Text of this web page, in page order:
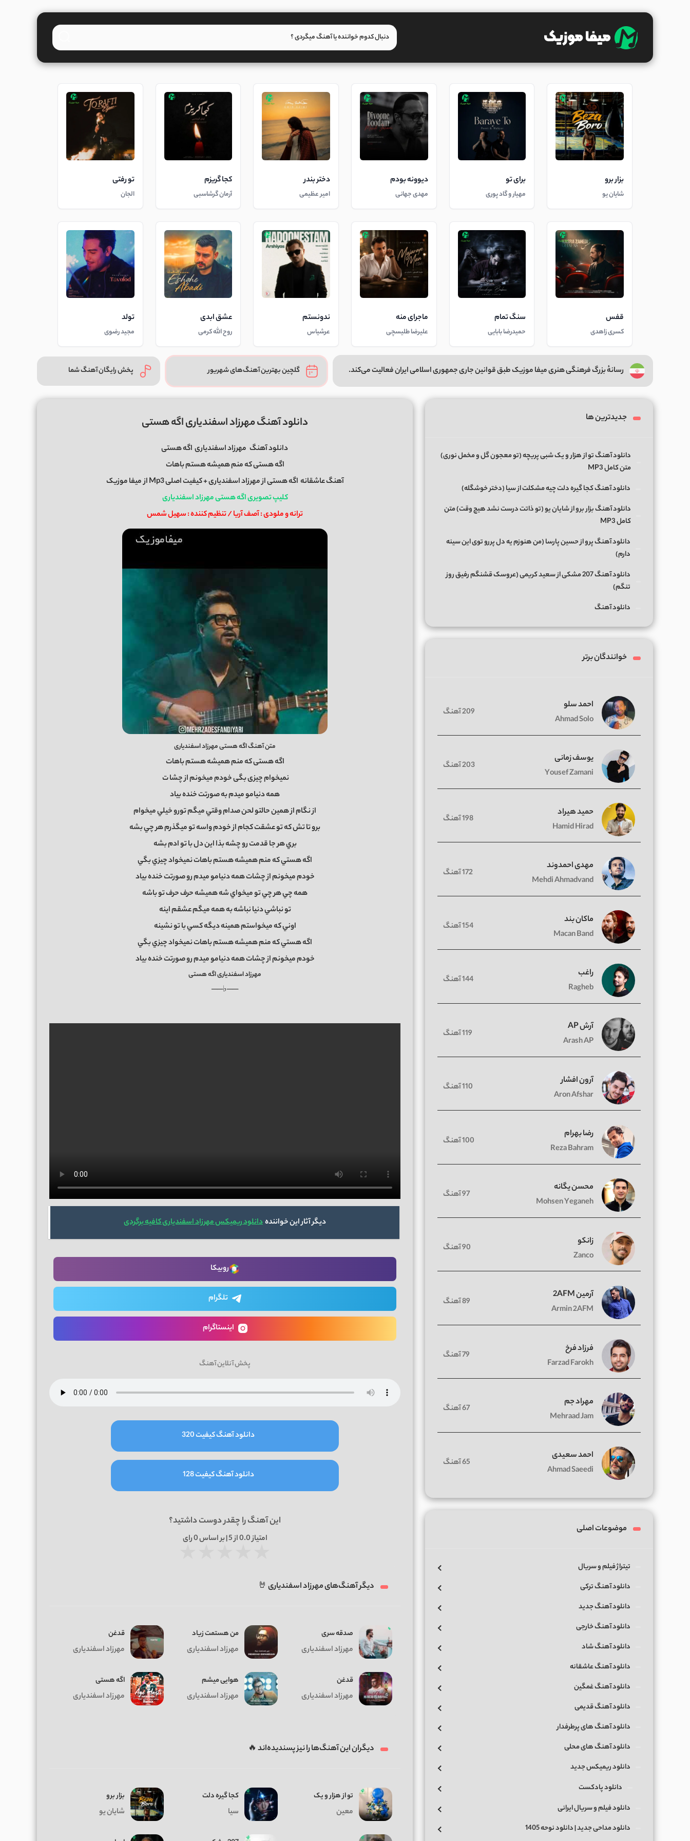
بزار برو
شایان یو
برای تو
مهیار و گاد پوری
دیوونه بودم
مهدی جهانی
دختر بندر
امیر عظیمی
کجا گریزم
آرمان گرشاسبی
تو رفتی
الجان
قفس
کسری زاهدی
سنگ تمام
حمیدرضا بابایی
ماجرای منه
علیرضا طلیسچی
ندونستم
عرشیاس
عشق ابدی
روح الله کرمی
تولد
مجید رضوی
رسانهٔ بزرگ فرهنگی هنری میفا موزیک طبق قوانین جاری جمهوری اسلامی ایران فعالیت می‌کند. گلچین بهترین آهنگ‌های شهریور پخش رایگان آهنگ شما
دانلود آهنگ مهرزاد اسفندیاری اگه هستی
دانلود آهنگ مهرزاد اسفندیاری اگه هستی
اگه هستی که منم همیشه هستم باهات
آهنگ عاشقانه اگه هستیازمهرزاد اسفندیاری+ کیفیت اصلی Mp3 از
میفا موزیک
کلیپ تصویری اگه هستی مهرزاد اسفندیاری
ترانه و ملودی : آصف آریا / تنظیم کننده : سهیل شمس
متن آهنگ اگه هستی مهرزاد اسفندیاری
اگه هستی که منم همیشه هستم باهات
نمیخوام چیزی بگی خودم میخونم از چشات
همه دنیامو میدم به صورتت خنده بیاد
از نگام از همين حالتو لحن صدام وقتي ميگم تورو خيلي ميخوام
برو تا تش كه تو عشقت كجام از خودم واسه تو ميگذرم هر چي بشه
بري هر جا قدمت رو چشه بذا اين دل با تو ادم بشه
اگه هستي كه منم هميشه هستم باهات نميخواد چيزي بگي
خودم ميخونم از چشات همه دنيامو ميدم رو صورتت خنده بياد
همه چي هر چي تو ميخواي شه هميشه حرف حرف تو باشه
تو نباشي دنيا نباشه به همه ميگم عشقم اينه
اوني كه ميخواستم همينه ديگه كسي با تو نشينه
اگه هستي كه منم هميشه هستم باهات نميخواد چيزي بگي
خودم ميخونم از چشات همه دنيامو ميدم رو صورتت خنده بياد
مهرزاد اسفندیاری اگه هستی
──♭──
دیگر آثار این خوانندهدانلود ریمیکس مهرزاد اسفندیاری کافیه برگردی
روبیکا
تلگرام
اینستاگرام
پخش آنلاین آهنگ
دانلود آهنگ کیفیت 320
دانلود آهنگ کیفیت 128
این آهنگ را چقدر دوست داشتید؟
امتیاز0.0از 5 | بر اساس 0رای
دیگر آهنگ‌های مهرزاد اسفندیاری 🤘
صدقه سری
مهرزاد اسفندیاری
من هستمت زیاد
مهرزاد اسفندیاری
قدغن
مهرزاد اسفندیاری
قدغن
مهرزاد اسفندیاری
هوایی میشم
مهرزاد اسفندیاری
اگه هستی
مهرزاد اسفندیاری
دیگران این آهنگ‌ها را نیز پسندیده‌اند 🔥
تو از هزار و یک
معین
کجا گیره دلت
سیا
بزار برو
شایان یو
جدیدترین ها
دانلود آهنگ تو از هزار و یک شبی پریچه (تو معجون گل و مخمل نوری)
متن کامل MP3
دانلود آهنگ کجا گیره دلت چیه مشکلت از سیا (دختر خوشگله)
دانلود آهنگ بزار برو از شایان یو (تو ذاتت درست نشد هیچ وقت) متن
کامل MP3
دانلود آهنگ پرو از حسین پارسا (من هنوزم یه دل پررو توی این سینه
دارم)
دانلود آهنگ 207 مشکی از سعید کریمی (عروسک قشنگم رفیق روز
تنگم)
دانلود آهنگ
خوانندگان برتر
احمد سلو
Ahmad Solo
209 آهنگ
یوسف زمانی
Yousef Zamani
203 آهنگ
حمید هیراد
Hamid Hirad
198 آهنگ
مهدی احمدوند
Mehdi Ahmadvand
172 آهنگ
ماکان بند
Macan Band
154 آهنگ
راغب
Ragheb
144 آهنگ
آرش AP
Arash AP
119 آهنگ
آرون افشار
Aron Afshar
110 آهنگ
رضا بهرام
Reza Bahram
100 آهنگ
محسن یگانه
Mohsen Yeganeh
97 آهنگ
زانکو
Zanco
90 آهنگ
آرمین 2AFM
Armin 2AFM
89 آهنگ
فرزاد فرخ
Farzad Farokh
79 آهنگ
مهراد جم
Mehraad Jam
67 آهنگ
احمد سعیدی
Ahmad Saeedi
65 آهنگ
موضوعات اصلی
تیتراژ فیلم و سریال
دانلود آهنگ ترکی
دانلود آهنگ جدید
دانلود آهنگ خارجی
دانلود آهنگ شاد
دانلود آهنگ عاشقانه
دانلود آهنگ غمگین
دانلود آهنگ قدیمی
دانلود آهنگ های پرطرفدار
دانلود آهنگ های محلی
دانلود ریمیکس جدید
دانلود پادکست
دانلود فیلم و سریال ایرانی
دانلود مداحی جدید | دانلود نوحه 1405